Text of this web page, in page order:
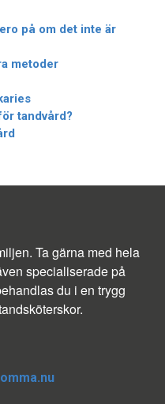
på om det inte är
metoder
tandvård?
Ta gärna med hela
specialiserade på
du i en trygg